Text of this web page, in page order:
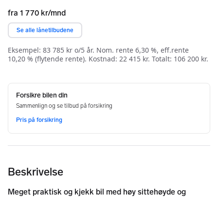
Beskrivelse
Meget praktisk og kjekk bil med høy sittehøyde og